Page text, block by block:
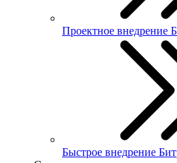
Проектное внедрение
Быстрое внедрение